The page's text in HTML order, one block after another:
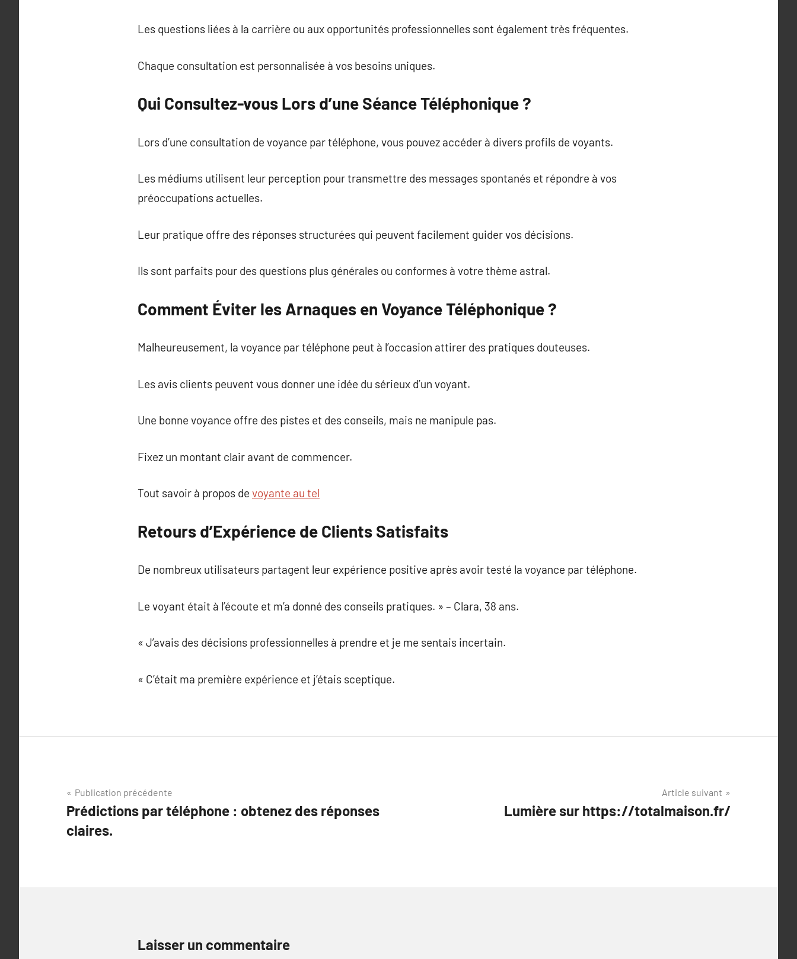
Les questions liées à la carrière ou aux opportunités professionnelles sont également très fréquentes.
Chaque consultation est personnalisée à vos besoins uniques.
Qui Consultez-vous Lors d’une Séance Téléphonique ?
Lors d’une consultation de voyance par téléphone, vous pouvez accéder à divers profils de voyants.
Les médiums utilisent leur perception pour transmettre des messages spontanés et répondre à vos
préoccupations actuelles.
Leur pratique offre des réponses structurées qui peuvent facilement guider vos décisions.
Ils sont parfaits pour des questions plus générales ou conformes à votre thème astral.
Comment Éviter les Arnaques en Voyance Téléphonique ?
Malheureusement, la voyance par téléphone peut à l’occasion attirer des pratiques douteuses.
Les avis clients peuvent vous donner une idée du sérieux d’un voyant.
Une bonne voyance offre des pistes et des conseils, mais ne manipule pas.
Fixez un montant clair avant de commencer.
Tout savoir à propos de voyante au tel
Retours d’Expérience de Clients Satisfaits
De nombreux utilisateurs partagent leur expérience positive après avoir testé la voyance par téléphone.
Le voyant était à l’écoute et m’a donné des conseils pratiques. » – Clara, 38 ans.
« J’avais des décisions professionnelles à prendre et je me sentais incertain.
« C’était ma première expérience et j’étais sceptique.
Navigation
de
l’article
Publication précédente
Prédictions par téléphone : obtenez des réponses
claires.
Article suivant
Lumière sur https://totalmaison.fr/
Laisser un commentaire